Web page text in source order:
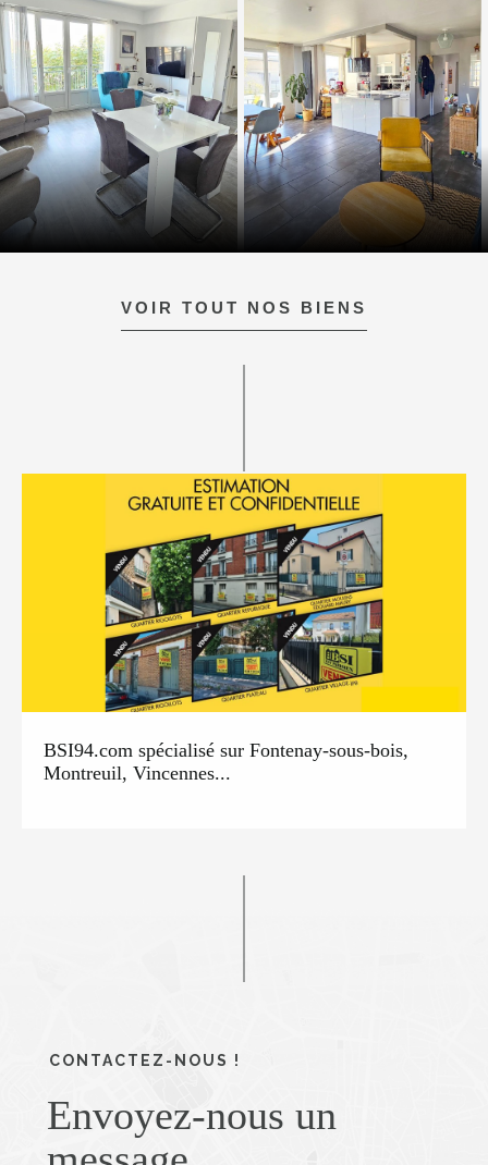
VOIR TOUT NOS BIENS
BSI94.com spécialisé sur Fontenay-sous-bois,
Montreuil, Vincennes...
CONTACTEZ-NOUS !
Envoyez-nous un